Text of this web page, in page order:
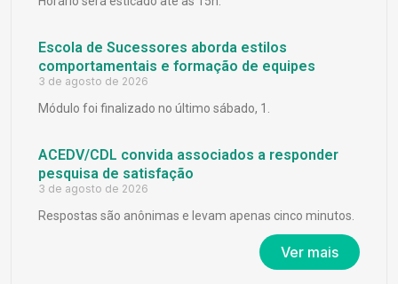
Escola de Sucessores aborda estilos
comportamentais e formação de equipes
3 de agosto de 2026
Módulo foi finalizado no último sábado, 1.
ACEDV/CDL convida associados a responder
pesquisa de satisfação
3 de agosto de 2026
Respostas são anônimas e levam apenas cinco minutos.
Ver mais